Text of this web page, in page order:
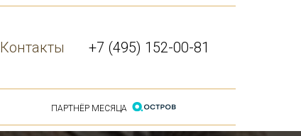
Контакты +7 (495) 152-00-81
ПАРТНЁР МЕСЯЦА